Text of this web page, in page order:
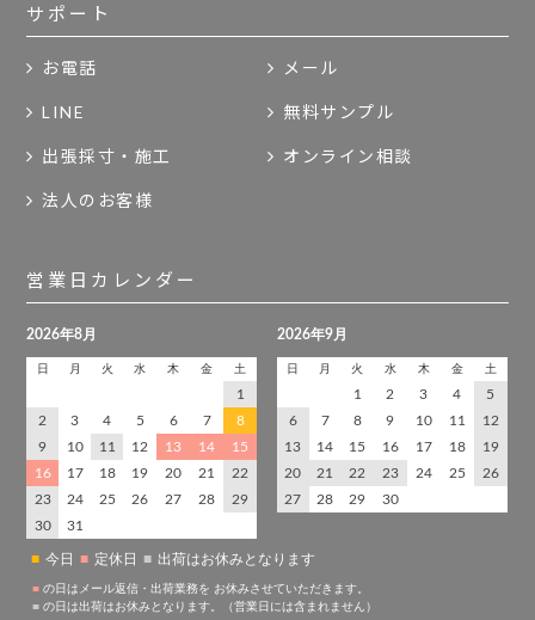
サポート
お電話 メール
LINE 無料サンプル
出張採寸・施工 オンライン相談
法人のお客様
営業日カレンダー